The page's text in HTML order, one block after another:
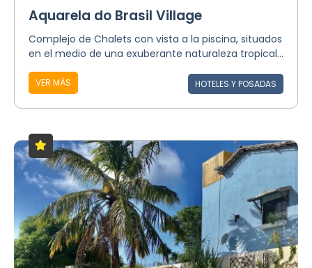
Aquarela do Brasil Village
Complejo de Chalets con vista a la piscina, situados
en el medio de una exuberante naturaleza tropical...
VER MÁS HOTELES Y POSADAS